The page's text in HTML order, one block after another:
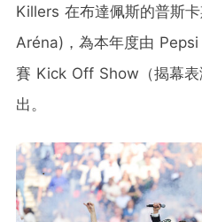
Killers 在布達佩斯的普斯
Aréna)，為本年度由
賽 Kick Off Show（揭幕表
出。